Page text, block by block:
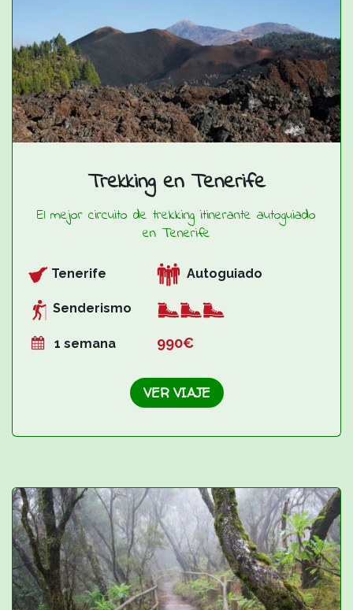
Trekking en Tenerife
El mejor circuito de trekking itinerante autoguiado
en Tenerife
Tenerife Autoguiado
Senderismo
1 semana 990€
VER VIAJE